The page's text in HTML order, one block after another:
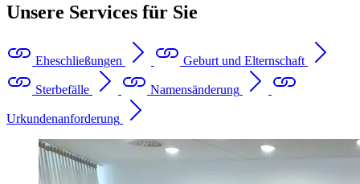
Unsere Services für Sie
Eheschließungen Geburt und Elternschaft
Sterbefälle Namensänderung
Urkundenanforderung